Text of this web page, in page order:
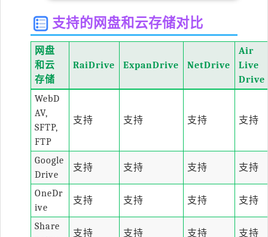
支持的网盘和云存储对比
网盘
和云
存储
RaiDrive ExpanDrive NetDrive
Air
Live
Drive
WebD
AV,
SFTP,
FTP
支持 支持 支持 支持
Google
Drive
支持 支持 支持 支持
OneDr
ive
支持 支持 支持 支持
Share
支持 支持 支持 支持